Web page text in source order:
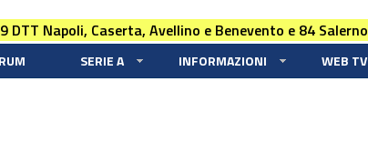
DTT Napoli, Caserta, Avellino e Benevento e 84 Salerno
SERIE A INFORMAZIONI WEB TV